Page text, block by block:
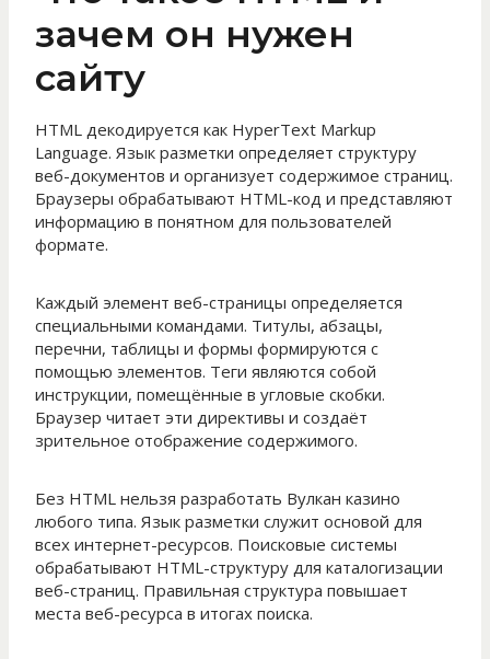
зачем он нужен
сайту
HTML декодируется как HyperText Markup
Language. Язык разметки определяет структуру
веб-документов и организует содержимое страниц.
Браузеры обрабатывают HTML-код и представляют
информацию в понятном для пользователей
формате.
Каждый элемент веб-страницы определяется
специальными командами. Титулы, абзацы,
перечни, таблицы и формы формируются с
помощью элементов. Теги являются собой
инструкции, помещённые в угловые скобки.
Браузер читает эти директивы и создаёт
зрительное отображение содержимого.
Без HTML нельзя разработать Вулкан казино
любого типа. Язык разметки служит основой для
всех интернет-ресурсов. Поисковые системы
обрабатывают HTML-структуру для каталогизации
веб-страниц. Правильная структура повышает
места веб-ресурса в итогах поиска.